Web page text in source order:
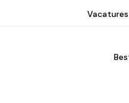
Vacatures